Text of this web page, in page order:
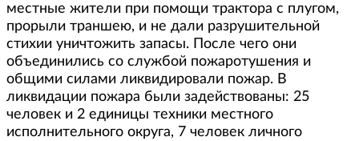
местные жители при помощи трактора с плугом,
прорыли траншею, и не дали разрушительной
стихии уничтожить запасы. После чего они
объединились со службой пожаротушения и
общими силами ликвидировали пожар. В
ликвидации пожара были задействованы: 25
человек и 2 единицы техники местного
исполнительного округа, 7 человек личного